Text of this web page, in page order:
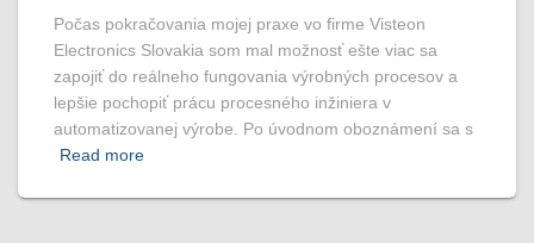
Počas pokračovania mojej praxe vo firme Visteon
Electronics Slovakia som mal možnosť ešte viac sa
zapojiť do reálneho fungovania výrobných procesov a
lepšie pochopiť prácu procesného inžiniera v
automatizovanej výrobe. Po úvodnom oboznámení sa s
Read more